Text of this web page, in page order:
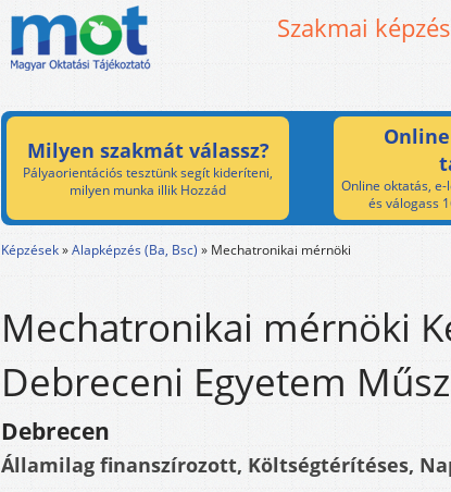
Szakmai
Milyen szakmát válassz?
Pályaorientációs tesztünk segít kideríteni,
milyen munka illik Hozzád
Online oktatás, e-
és válogass
Képzések»Alapképzés (Ba, Bsc) » Mechatronikai mérnöki
Mechatronikai mérnöki
Debreceni Egyetem
Debrecen
Államilag finanszírozott, Költségtérítéses,